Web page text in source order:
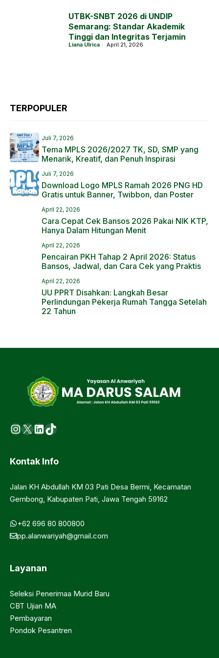
UTBK-SNBT 2026 di UNDIP
Semarang: Standar Akademik
Tinggi dan Integritas Terjamin
Liana Ulrica April 21, 2026
TERPOPULER
Juli 7, 2026
Tema MPLS 2026/2027 TK, SD, SMP yang
Menarik, Kreatif, dan Penuh Inspirasi
Juli 7, 2026
Download Logo MPLS Ramah 2026 PNG HD
Gratis untuk Banner, Twibbon, dan Poster
April 22, 2026
Cara Cepat Cek Bansos 2026 Pakai NIK KTP,
Hanya Dalam Hitungan Menit
April 22, 2026
Pencairan PKH Tahap 2 April 2026: Status
Bansos, Jadwal, dan Cara Cek yang Praktis
April 22, 2026
UU PPRT Disahkan: Langkah Besar
Perlindungan Pekerja Rumah Tangga Setelah
22 Tahun
Instagram
X LinkedIn
https://www.tiktok.com/
Kontak Info
Jalan KH Abdullah KM 03 Pati Desa Bermi, Kecamatan
Gembong, Kabupaten Pati, Jawa Tengah 59162
+62 696 80 800800
pp.alanwariyah@gmail.com
Layanan
Seleksi Penerimaa Murid Baru
CBT Ujian MA
Pembayaran
Pondok Pesantren